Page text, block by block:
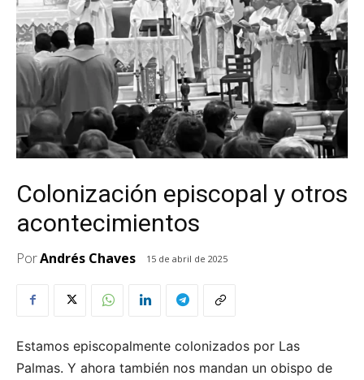
Colonización episcopal y otros
acontecimientos
PorAndrés Chaves 15 de abril de 2025
Estamos episcopalmente colonizados por Las
Palmas. Y ahora también nos mandan un obispo de